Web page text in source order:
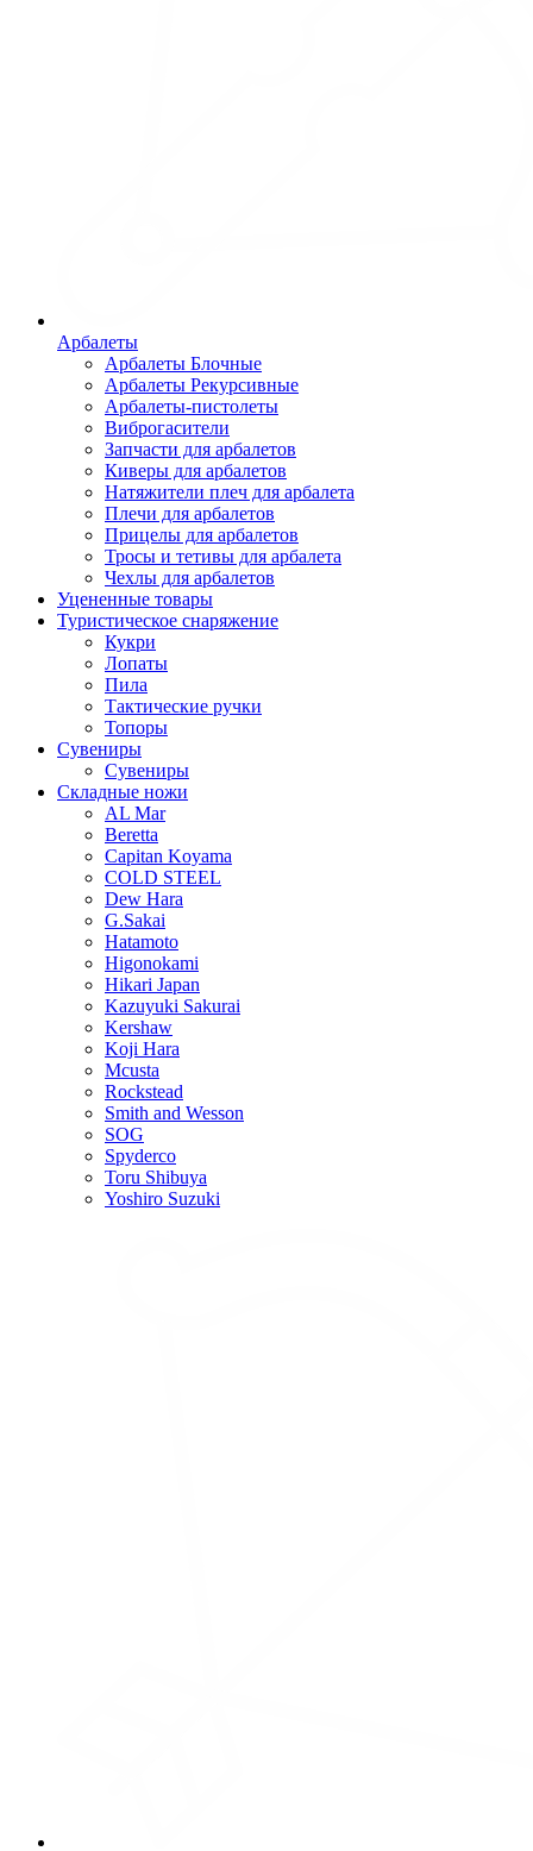
Арбалеты
Арбалеты Блочные
Арбалеты Рекурсивные
Арбалеты-пистолеты
Виброгасители
Запчасти для арбалетов
Киверы для арбалетов
Натяжители плеч для арбалета
Плечи для арбалетов
Прицелы для арбалетов
Тросы и тетивы для арбалета
Чехлы для арбалетов
Уцененные товары
Туристическое снаряжение
Кукри
Лопаты
Пила
Тактические ручки
Топоры
Сувениры
Сувениры
Складные ножи
AL Mar
Beretta
Capitan Koyama
COLD STEEL
Dew Hara
G.Sakai
Hatamoto
Higonokami
Hikari Japan
Kazuyuki Sakurai
Kershaw
Koji Hara
Mcusta
Rockstead
Smith and Wesson
SOG
Spyderco
Toru Shibuya
Yoshiro Suzuki